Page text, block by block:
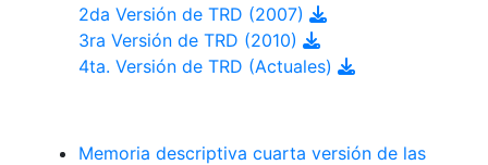
2da Versión de TRD (2007)
3ra Versión de TRD (2010)
4ta. Versión de TRD (Actuales)
Memoria descriptiva cuarta versión de las